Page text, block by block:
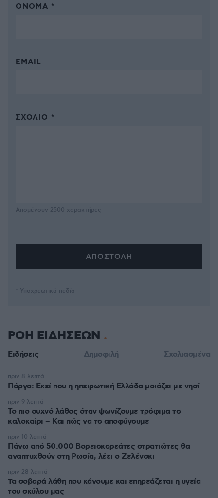
ΌΝΟΜΑ *
EMAIL
ΣΧΌΛΙΟ *
Απομένουν 2500 χαρακτήρες
* Υποχρεωτικά πεδία
ΡΟΗ ΕΙΔΗΣΕΩΝ
Ειδήσεις Δημοφιλή Σχολιασμένα
Πάργα: Εκεί που η ηπειρωτική Ελλάδα μοιάζει με νησί
πριν 8 λεπτά
Το πιο συχνό λάθος όταν ψωνίζουμε τρόφιμα το
καλοκαίρι – Και πώς να το αποφύγουμε
πριν 9 λεπτά
Πάνω από 50.000 Βορειοκορεάτες στρατιώτες θα
αναπτυχθούν στη Ρωσία, λέει ο Ζελένσκι
πριν 10 λεπτά
Τα σοβαρά λάθη που κάνουμε και επηρεάζεται η υγεία
του σκύλου μας
πριν 28 λεπτά